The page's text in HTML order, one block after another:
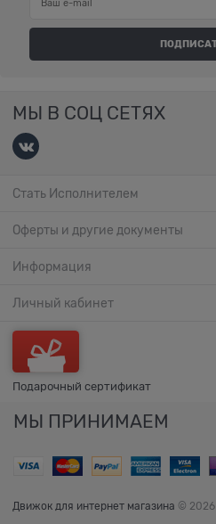
МЫ В СОЦ СЕТЯХ
Стать Исполнителем
Оферты и другие документы
Информация
Личный кабинет
Подарочный сертификат
МЫ ПРИНИМАЕМ
Движок для интернет магазина © 2026